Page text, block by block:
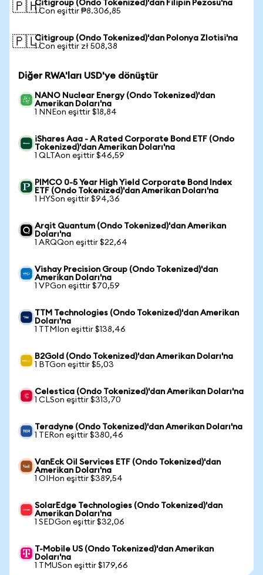
🇵🇭Citigroup (Ondo Tokenized)'dan Filipin Pezosu'na
1 Con eşittir ₱8.306,85
🇵🇱Citigroup (Ondo Tokenized)'dan Polonya Zlotisi'na
1 Con eşittir zł 508,38
Diğer RWA'ları USD'ye dönüştür
NANO Nuclear Energy (Ondo Tokenized)'dan
Amerikan Doları'na
1 NNEon eşittir $18,84
iShares Aaa - A Rated Corporate Bond ETF (Ondo
Tokenized)'dan Amerikan Doları'na
1 QLTAon eşittir $46,59
PIMCO 0-5 Year High Yield Corporate Bond Index
ETF (Ondo Tokenized)'dan Amerikan Doları'na
1 HYSon eşittir $94,36
Arqit Quantum (Ondo Tokenized)'dan Amerikan
Doları'na
1 ARQQon eşittir $22,64
Vishay Precision Group (Ondo Tokenized)'dan
Amerikan Doları'na
1 VPGon eşittir $70,59
TTM Technologies (Ondo Tokenized)'dan Amerikan
Doları'na
1 TTMIon eşittir $138,46
B2Gold (Ondo Tokenized)'dan Amerikan Doları'na
1 BTGon eşittir $5,03
Celestica (Ondo Tokenized)'dan Amerikan Doları'na
1 CLSon eşittir $313,70
Teradyne (Ondo Tokenized)'dan Amerikan Doları'na
1 TERon eşittir $380,46
VanEck Oil Services ETF (Ondo Tokenized)'dan
Amerikan Doları'na
1 OIHon eşittir $389,54
SolarEdge Technologies (Ondo Tokenized)'dan
Amerikan Doları'na
1 SEDGon eşittir $32,06
T-Mobile US (Ondo Tokenized)'dan Amerikan
Doları'na
1 TMUSon eşittir $179,66